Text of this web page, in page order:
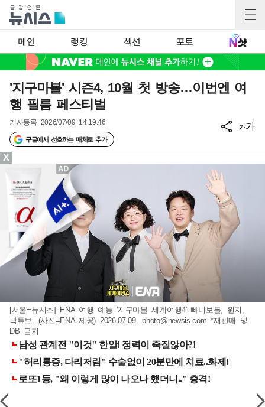
메인 랭킹 섹션 포토
'지구마불' 시즌4, 10월 첫 방송…이번엔 여
행 필름 페스티벌
기사등록 2026/07/09 14:19:46
구글에서 선호하는 매체로 추가
가가
[서울=뉴시스] ENA 여행 예능 '지구마불 세계여행4' 빠니보틀, 원지,
곽튜브. (사진=ENA 제공) 2026.07.09.photo@newsis.com *재판매 및
DB 금지
X